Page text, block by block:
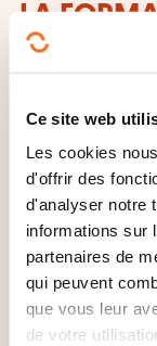
Ce site web
Les cookies
d'offrir des
d'analyser notre
informations sur
partenaires de
qui peuvent
que vous leur
de votre
LA